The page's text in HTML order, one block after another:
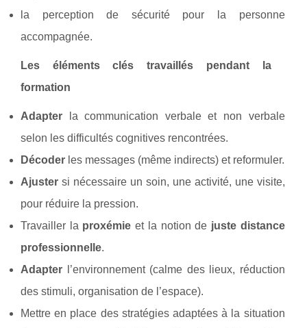
la perception de sécurité pour la personne
accompagnée.
Les éléments clés travaillés pendant la
formation
Adapter la communication verbale et non verbale
selon les difficultés cognitives rencontrées.
Décoder les messages (même indirects) et reformuler.
Ajuster si nécessaire un soin, une activité, une visite,
pour réduire la pression.
Travailler la proxémie et la notion de juste distance
professionnelle.
Adapter l’environnement (calme des lieux, réduction
des stimuli, organisation de l’espace).
Mettre en place des stratégies adaptées à la situation